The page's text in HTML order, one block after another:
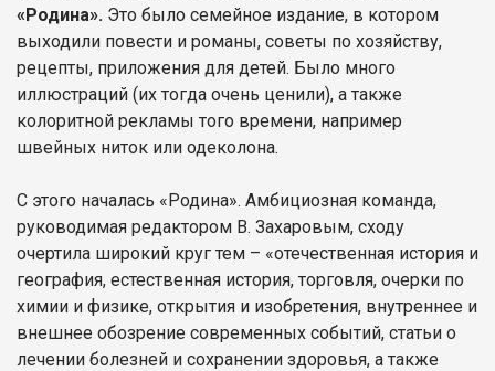
«Родина». Это было семейное издание, в котором
выходили повести и романы, советы по хозяйству,
рецепты, приложения для детей. Было много
иллюстраций (их тогда очень ценили), а также
колоритной рекламы того времени, например
швейных ниток или одеколона.
С этого началась «Родина». Амбициозная команда,
руководимая редактором В. Захаровым, сходу
очертила широкий круг тем – «отечественная история и
география, естественная история, торговля, очерки по
химии и физике, открытия и изобретения, внутреннее и
внешнее обозрение современных событий, статьи о
лечении болезней и сохранении здоровья, а также